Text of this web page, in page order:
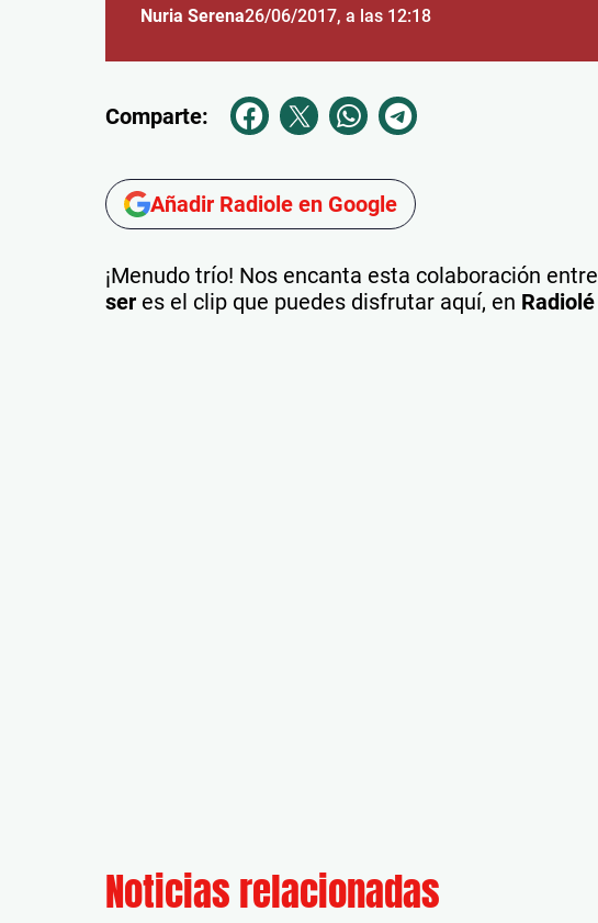
Nuria Serena26/06/2017, a las 12:18
Comparte:
Añadir Radiole en Google
¡Menudo trío! Nos encanta esta colaboración entre
ser es el clip que puedes disfrutar aquí, en Radiolé
Noticias relacionadas